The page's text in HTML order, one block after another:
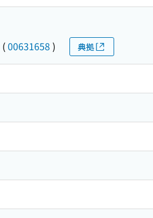
(00631658 ) 典拠